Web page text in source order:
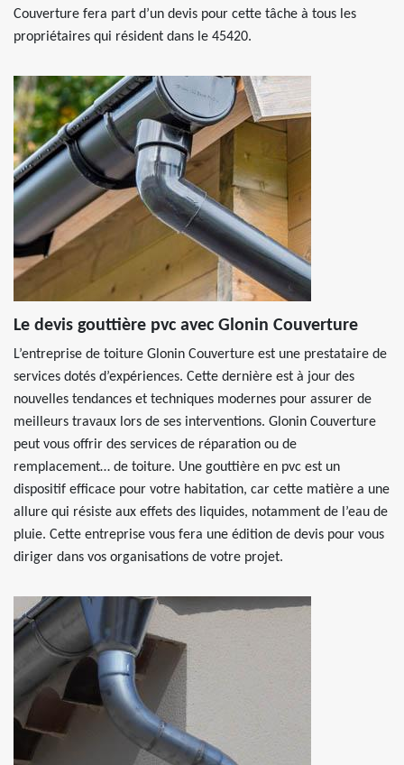
Couverture fera part d’un devis pour cette tâche à tous les
propriétaires qui résident dans le 45420.
Le devis gouttière pvc avec Glonin Couverture
L’entreprise de toiture Glonin Couverture est une prestataire de
services dotés d’expériences. Cette dernière est à jour des
nouvelles tendances et techniques modernes pour assurer de
meilleurs travaux lors de ses interventions. Glonin Couverture
peut vous offrir des services de réparation ou de
remplacement… de toiture. Une gouttière en pvc est un
dispositif efficace pour votre habitation, car cette matière a une
allure qui résiste aux effets des liquides, notamment de l’eau de
pluie. Cette entreprise vous fera une édition de devis pour vous
diriger dans vos organisations de votre projet.